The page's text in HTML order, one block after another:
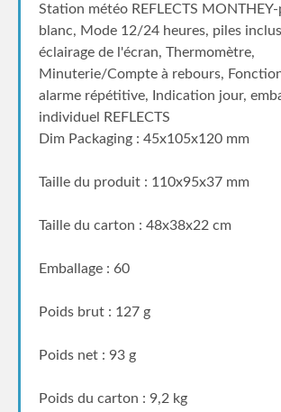
Station météo REFLECTS
blanc, Mode 12/24 heures, piles
éclairage de l'écran, Thermomètre,
Minuterie/Compte à rebours,
alarme répétitive, Indication jour,
individuel REFLECTS
Dim Packaging : 45x105x120 mm
Taille du produit : 110x95x37 mm
Taille du carton : 48x38x22 cm
Emballage : 60
Poids brut : 127 g
Poids net : 93 g
Poids du carton : 9,2 kg